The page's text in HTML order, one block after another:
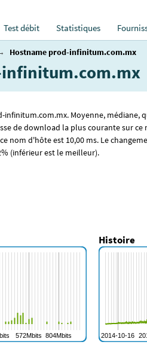
Test débit Statistiques
Hostname prod-infinitum.com.mx
infinitum.com.mx
Moyenne, médiane,
de download la plus courante sur ce
nom d'hôte est 10,00 ms. Le
(inférieur est le meilleur).
Histoire